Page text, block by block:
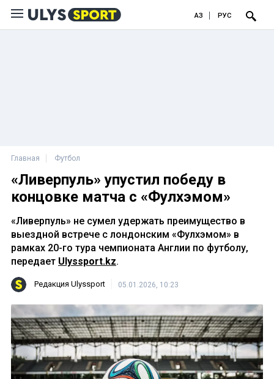
ҚАЗ РУС
Главная Футбол
«Ливерпуль» упустил победу в
концовке матча с «Фулхэмом»
«Ливерпуль» не сумел удержать преимущество в
выездной встрече с лондонским «Фулхэмом» в
рамках 20-го тура чемпионата Англии по футболу,
передает Ulyssport.kz.
Редакция Ulyssport 05.01.2026, 10:23